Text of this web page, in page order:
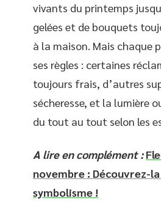
vivants du printemps
gelées et de bouquets
à la maison. Mais chaque
ses règles : certaines
toujours frais, d’autres
sécheresse, et la lumière
du tout au tout selon les
A lire en complément :
novembre : Découvrez-
symbolisme !